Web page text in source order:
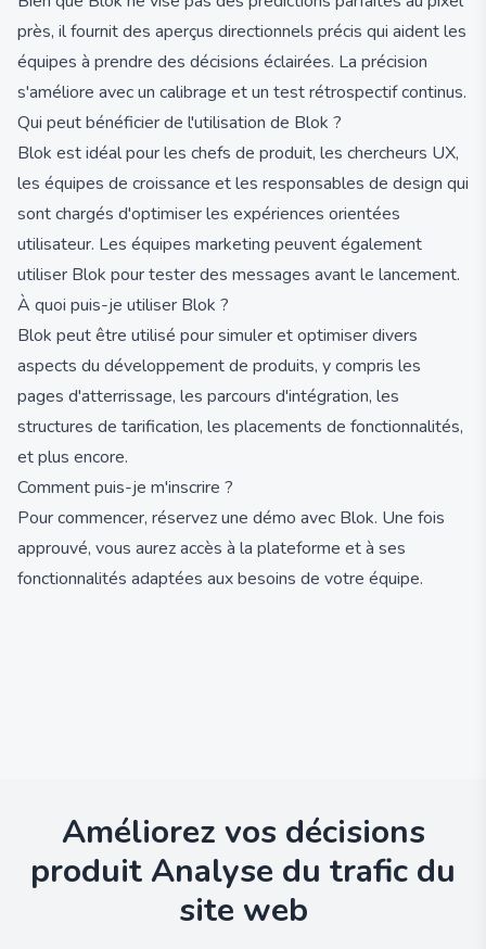
près, il fournit des aperçus directionnels précis qui aident les
équipes à prendre des décisions éclairées. La précision
s'améliore avec un calibrage et un test rétrospectif continus.
Qui peut bénéficier de l'utilisation de Blok ?
Blok est idéal pour les chefs de produit, les chercheurs UX,
les équipes de croissance et les responsables de design qui
sont chargés d'optimiser les expériences orientées
utilisateur. Les équipes marketing peuvent également
utiliser Blok pour tester des messages avant le lancement.
À quoi puis-je utiliser Blok ?
Blok peut être utilisé pour simuler et optimiser divers
aspects du développement de produits, y compris les
pages d'atterrissage, les parcours d'intégration, les
structures de tarification, les placements de fonctionnalités,
et plus encore.
Comment puis-je m'inscrire ?
Pour commencer, réservez une démo avec Blok. Une fois
approuvé, vous aurez accès à la plateforme et à ses
fonctionnalités adaptées aux besoins de votre équipe.
Améliorez vos décisions
produitAnalyse du trafic du
site web